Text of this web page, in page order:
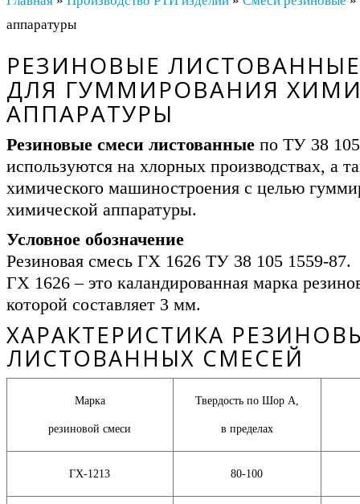
аппаратуры
РЕЗИНОВЫЕ
ДЛЯ ГУММИРОВАНИЯ
АППАРАТУРЫ
Резиновые смеси листованныепо ТУ 38 105
используются на хлорных производствах, а
химического машиностроения с целью
химической аппаратуры.
Условное обозначение
Резиновая смесь ГХ 1626 ТУ 38 105 1559-87.
ГХ 1626 – это каландированная марка
которой составляет 3 мм.
ХАРАКТЕРИСТИКА
ЛИСТОВАННЫХ СМЕСЕЙ
Марка
резиновой смеси
Твердость по Шор А,
в пределах
ГХ-1213 80-100